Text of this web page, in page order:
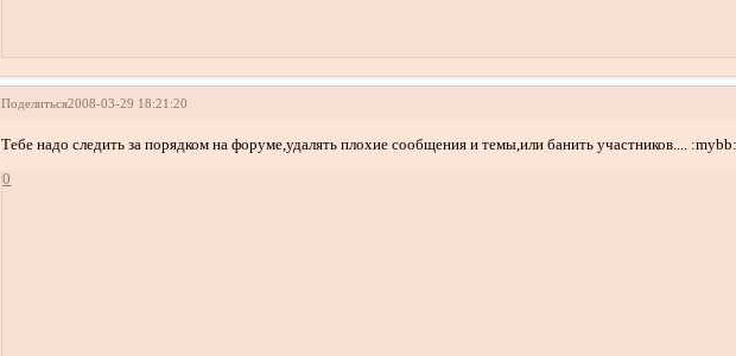
Поделиться2008-03-29 18:21:20
Тебе надо следить за порядком на форуме,удалять плохие сообщения и темы,или банить участников....
0